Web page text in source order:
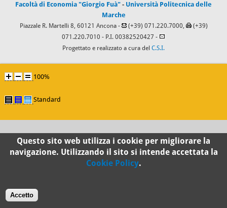
Facoltà di Economia "Giorgio Fuà" - Università Politecnica delle
Marche
Piazzale R. Martelli 8, 60121 Ancona - (+39) 071.220.7000,
(+39)
071.220.7010 - P.I. 00382520427 -
Progettato e realizzato a cura del C.S.I.
100%
Standard
Questo sito web utilizza i cookie per migliorare la
navigazione. Utilizzando il sito si intende accettata la
Cookie Policy.
Accetto